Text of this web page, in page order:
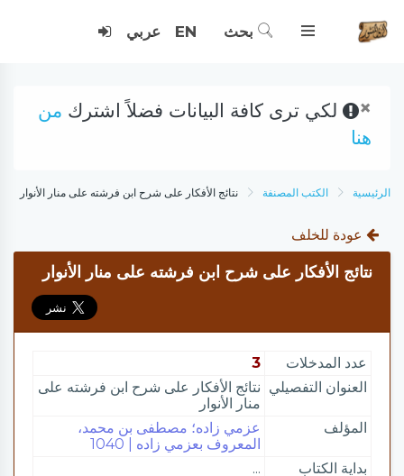
بحث EN عربي
× لكي ترى كافة البيانات فضلاً اشترك من
هنا
الرئيسية الكتب المصنفة نتائج الأفكار على شرح ابن فرشته على منار الأنوار
عودة للخلف
نتائج الأفكار على شرح ابن فرشته على منار الأنوار
عدد المدخلات
3
العنوان التفصيلي نتائج الأفكار على شرح ابن فرشته على
منار الأنوار
المؤلف
عزمي زاده؛ مصطفى بن محمد،
المعروف بعزمي زاده | 1040
بداية الكتاب
...